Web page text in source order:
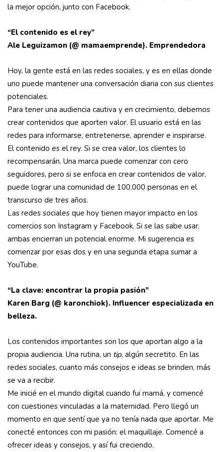
la mejor opción, junto con Facebook.
“El contenido es el rey”
Ale Leguizamon (@ mamaemprende). Emprendedora
Hoy, la gente está en las redes sociales, y es en ellas donde
uno puede mantener una conversación diaria con sus clientes
potenciales.
Para tener una audiencia cautiva y en crecimiento, debemos
crear contenidos que aporten valor. El usuario está en las
redes para informarse, entretenerse, aprender e inspirarse.
El contenido es el rey. Si se crea valor, los clientes lo
recompensarán. Una marca puede comenzar con cero
seguidores, pero si se enfoca en crear contenidos de valor,
puede lograr una comunidad de 100.000 personas en el
transcurso de tres años.
Las redes sociales que hoy tienen mayor impacto en los
comercios son Instagram y Facebook. Si se las sabe usar,
ambas encierran un potencial enorme. Mi sugerencia es
comenzar por esas dos y en una segunda etapa sumar a
YouTube.
“La clave: encontrar la propia pasión”
Karen Barg (@ karonchiok). Influencer especializada en
belleza.
Los contenidos importantes son los que aportan algo a la
propia audiencia. Una rutina, un tip, algún secretito. En las
redes sociales, cuanto más consejos e ideas se brinden, más
se va a recibir.
Me inicié en el mundo digital cuando fui mamá, y comencé
con cuestiones vinculadas a la maternidad. Pero llegó un
momento en que sentí que ya no tenía nada que aportar. Me
conecté entonces con mi pasión: el maquillaje. Comencé a
ofrecer ideas y consejos, y así fui creciendo.